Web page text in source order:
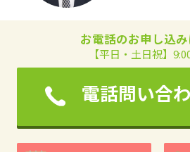
お電話のお申し込
【平日・土日祝】
電話問い合